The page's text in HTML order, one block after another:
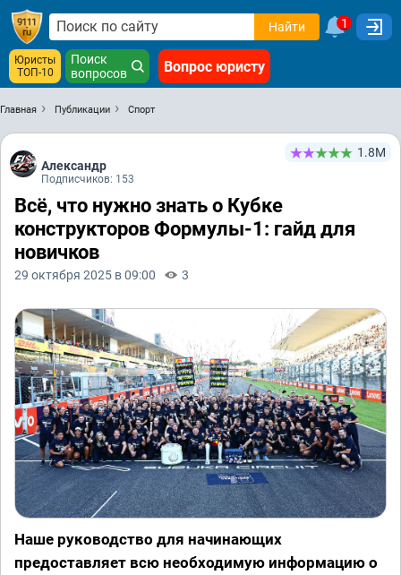
Найти 1
Юристы
ТОП-10
Поиск
вопросов
Вопрос юристу
Главная Публикации Спорт
Александр
Подписчиков: 153
1.8М
Всё, что нужно знать о Кубке
конструкторов Формулы-1: гайд для
новичков
29 октября 2025 в 09:00 3
Наше руководство для начинающих
предоставляет всю необходимую информацию о